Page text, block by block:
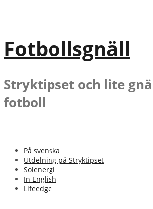
Fotbollsgnäll
Stryktipset och lite
fotboll
På svenska
Utdelning på Stryktipset
Solenergi
In English
Lifeedge